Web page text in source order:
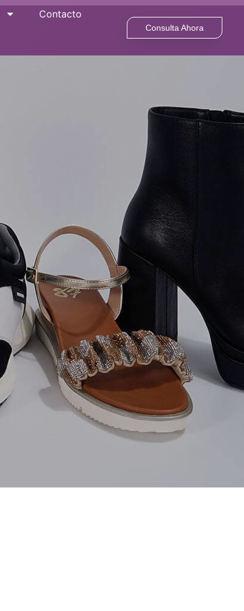
Contacto
Consulta Ahora